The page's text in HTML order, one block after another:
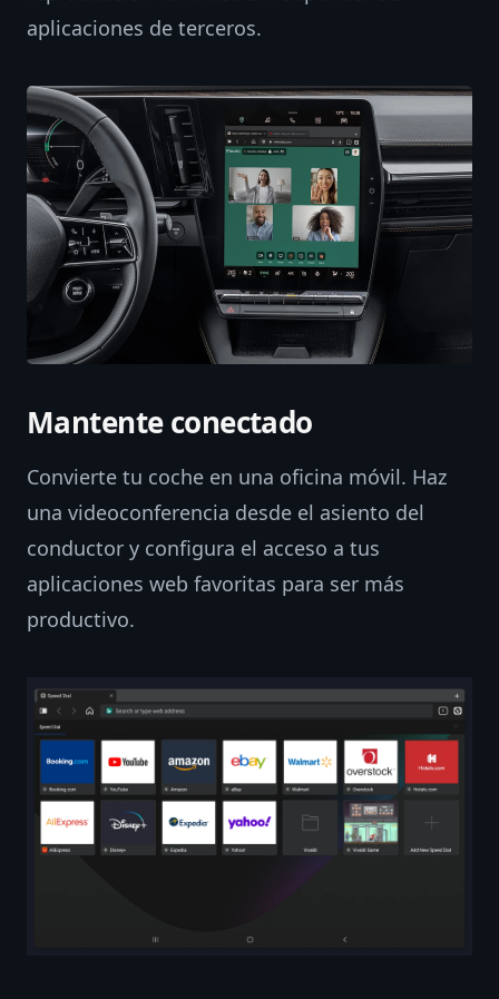
aplicaciones de terceros.
Mantente conectado
Convierte tu coche en una oficina móvil. Haz
una videoconferencia desde el asiento del
conductor y configura el acceso a tus
aplicaciones web favoritas para ser más
productivo.